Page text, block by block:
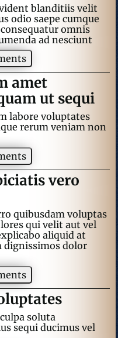
blanditiis velit
odio saepe cumque
omnis
ad nesciunt
amet
ut sequi
labore voluptates
rerum veniam non
vero
quibusdam voluptas
qui velit aut vel
aliquid at
dignissimos dolor
soluta
sequi ducimus vel